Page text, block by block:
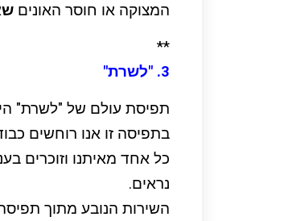
המצוקה או חוסר האונים
**
3. "לשרת"
תפיסת עולם של "לשרת"
בתפיסה זו אנו רוחשים
כל אחד מאיתנו וזוכרים
נראים.
השירות הנובע מתוך תפיסה